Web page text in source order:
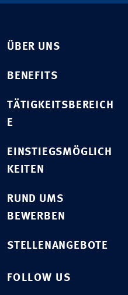
ÜBER UNS
BENEFITS
TÄTIGKEITSBEREICH
E
EINSTIEGSMÖGLICH
KEITEN
RUND UMS
BEWERBEN
STELLENANGEBOTE
FOLLOW US